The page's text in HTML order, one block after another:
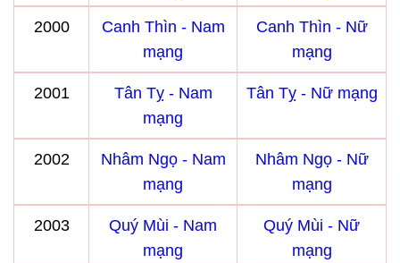
2000
Canh Thìn - Nam
mạng
Canh Thìn - Nữ
mạng
2001
Tân Tỵ - Nam
mạng
Tân Tỵ - Nữ mạng
2002
Nhâm Ngọ - Nam
mạng
Nhâm Ngọ - Nữ
mạng
2003
Quý Mùi - Nam
mạng
Quý Mùi - Nữ
mạng